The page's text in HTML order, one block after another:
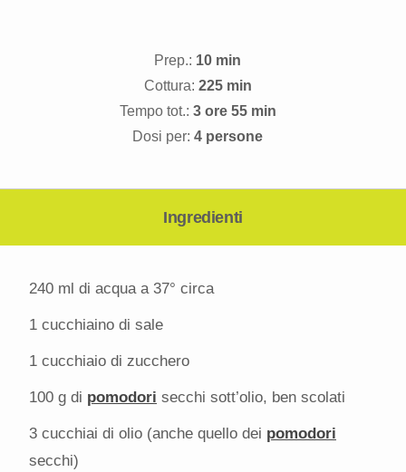
Prep.: 10 min
Cottura: 225 min
Tempo tot.: 3 ore 55 min
Dosi per: 4 persone
Ingredienti
240 ml di acqua a 37° circa
1 cucchiaino di sale
1 cucchiaio di zucchero
100 g di pomodori secchi sott’olio, ben scolati
3 cucchiai di olio (anche quello dei pomodori
secchi)